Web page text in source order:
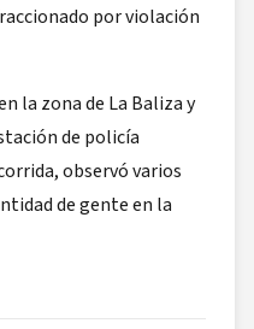
por violación
la zona de La Baliza y
de policía
observó varios
de gente en la